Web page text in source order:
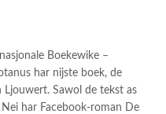
Boekewike –
har nijste boek, de
Ljouwert. Sawol de tekst as
har Facebook-roman De